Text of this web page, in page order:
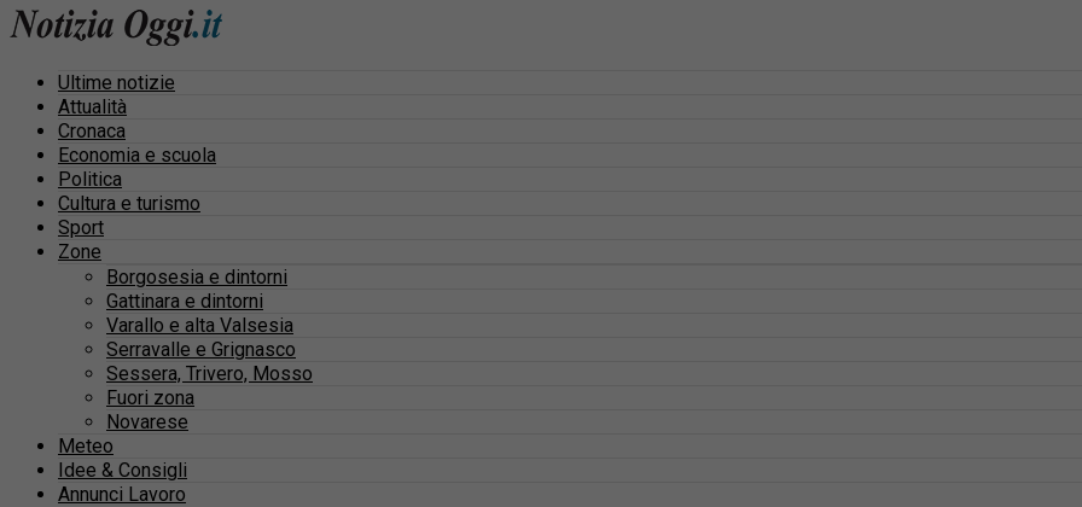
Ultime notizie
Attualità
Cronaca
Economia e scuola
Politica
Cultura e turismo
Sport
Zone
Borgosesia e dintorni
Gattinara e dintorni
Varallo e alta Valsesia
Serravalle e Grignasco
Sessera, Trivero, Mosso
Fuori zona
Novarese
Meteo
Idee & Consigli
Annunci Lavoro